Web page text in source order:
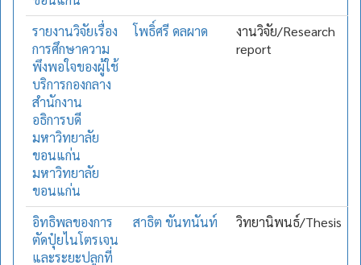
รายงานวิจัยเรื่อง
การศึกษาความ
พึงพอใจของผู้ใช้
บริการกองกลาง
สำนักงาน
อธิการบดี
มหาวิทยาลัย
ขอนแก่น
มหาวิทยาลัย
ขอนแก่น
โพธิ์ศรี ดลผาด
งานวิจัย/Research
report
อิทธิพลของการ
ตัดปุ๋ยไนโตรเจน
และระยะปลูกที่
สาธิต ขันทนันท์ วิทยานิพนธ์/Thesis